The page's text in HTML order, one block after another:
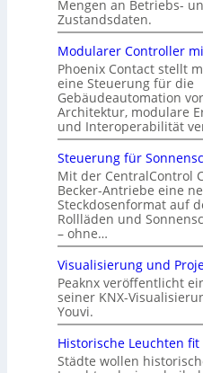
Mengen an Betriebs-
Zustandsdaten.
Modularer Controller
Phoenix Contact stellt
eine Steuerung für die
Gebäudeautomation
Architektur, modulare
und Interoperabilität
Steuerung für
Mit der CentralControl
Becker-Antriebe eine
Steckdosenformat auf
Rollläden und
– ohne…
Visualisierung und
Peaknx veröffentlicht
seiner KNX-
Youvi.
Historische Leuchten fit
Städte wollen